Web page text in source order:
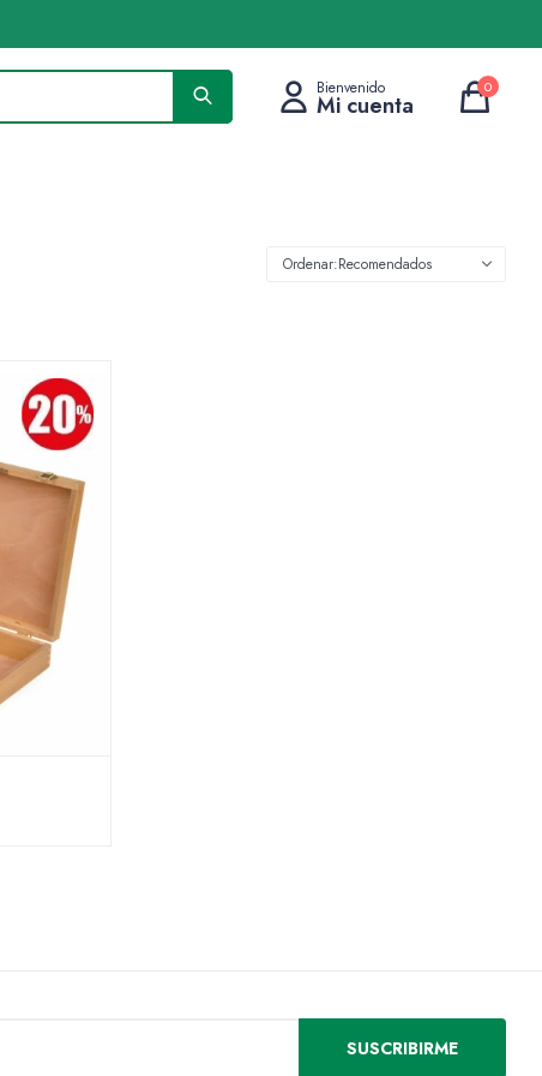
0
Recomendados
SUSCRIBIRME